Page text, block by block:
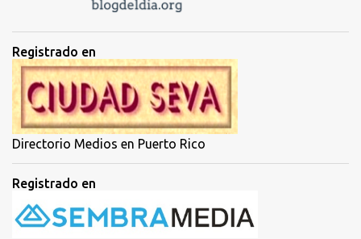
Registrado en
Directorio Medios en Puerto Rico
Registrado en